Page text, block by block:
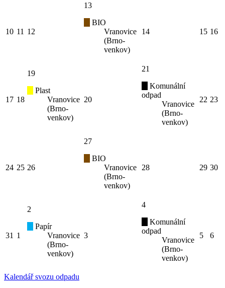
10 11 12
13
BIO
Vranovice
(Brno-
venkov)
14 15 16
17 18
19
Plast
Vranovice
(Brno-
venkov)
20
21
Komunální
odpad
Vranovice
(Brno-
venkov)
22 23
24 25 26
27
BIO
Vranovice
(Brno-
venkov)
28 29 30
31 1
2
Papír
Vranovice
(Brno-
venkov)
3
4
Komunální
odpad
Vranovice
(Brno-
venkov)
5 6
Kalendář svozu odpadu